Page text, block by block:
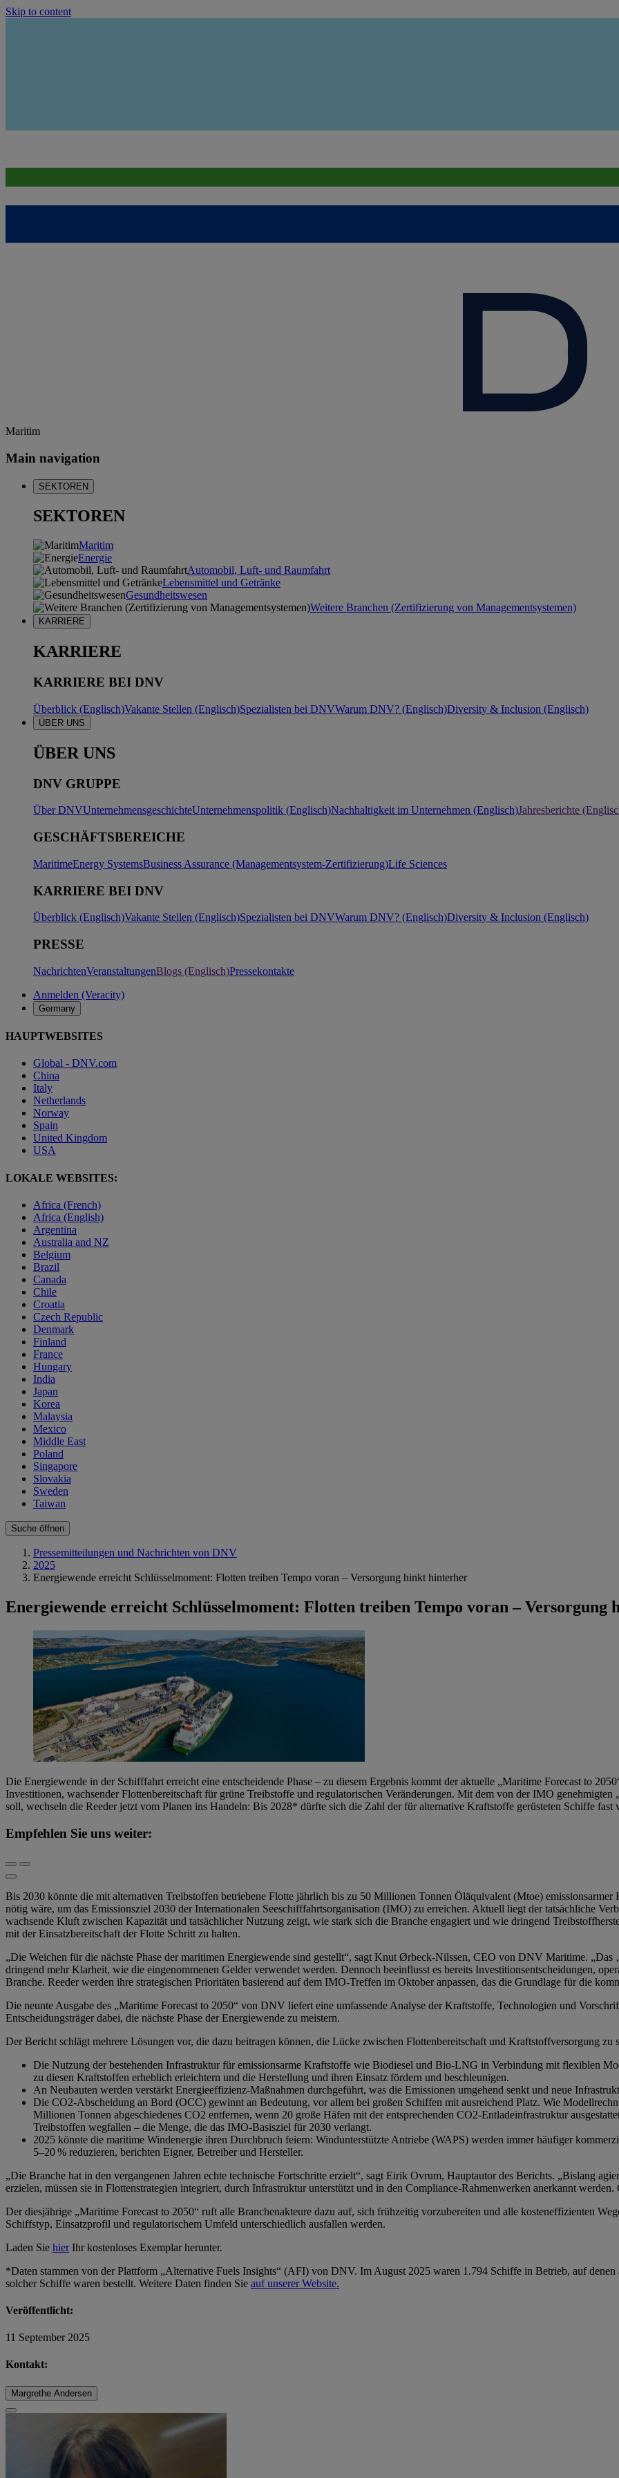
Skip to content
Maritim
Main navigation
SEKTOREN
SEKTOREN
Maritim
Energie
Automobil, Luft- und Raumfahrt
Lebensmittel und Getränke
Gesundheitswesen
Weitere Branchen (Zertifizierung von Managementsystemen)
KARRIERE
KARRIERE
KARRIERE BEI DNV
Überblick (Englisch)Vakante Stellen (Englisch)Spezialisten bei DNVWarum DNV? (Englisch)Diversity & Inclusion (Englisch)
ÜBER UNS
ÜBER UNS
DNV GRUPPE
Über DNVUnternehmensgeschichteUnternehmenspolitik (Englisch)Nachhaltigkeit im Unternehmen (Englisch)Jahresberichte
GESCHÄFTSBEREICHE
MaritimeEnergy SystemsBusiness Assurance (Managementsystem-Zertifizierung)Life Sciences
KARRIERE BEI DNV
Überblick (Englisch)Vakante Stellen (Englisch)Spezialisten bei DNVWarum DNV? (Englisch)Diversity & Inclusion (Englisch)
PRESSE
NachrichtenVeranstaltungenBlogs (Englisch)Pressekontakte
Anmelden (Veracity)
Germany
HAUPTWEBSITES
Global - DNV.com
China
Italy
Netherlands
Norway
Spain
United Kingdom
USA
LOKALE WEBSITES:
Africa (French)
Africa (English)
Argentina
Australia and NZ
Belgium
Brazil
Canada
Chile
Croatia
Czech Republic
Denmark
Finland
France
Hungary
India
Japan
Korea
Malaysia
Mexico
Middle East
Poland
Singapore
Slovakia
Sweden
Taiwan
Suche öffnen
Pressemitteilungen und Nachrichten von DNV
2025
Energiewende erreicht Schlüsselmoment: Flotten treiben Tempo voran – Versorgung hinkt hinterher
Energiewende erreicht Schlüsselmoment: Flotten treiben Tempo voran –
Die Energiewende in der Schifffahrt erreicht eine entscheidende Phase – zu diesem Ergebnis kommt der aktuelle „Maritime Forecast to
Investitionen, wachsender Flottenbereitschaft für grüne Treibstoffe und regulatorischen Veränderungen. Mit dem von der IMO
soll, wechseln die Reeder jetzt vom Planen ins Handeln: Bis 2028* dürfte sich die Zahl der für alternative Kraftstoffe gerüsteten Schiffe fast
Empfehlen Sie uns weiter:
Bis 2030 könnte die mit alternativen Treibstoffen betriebene Flotte jährlich bis zu 50 Millionen Tonnen Öläquivalent (Mtoe) emissionsarmer
nötig wäre, um das Emissionsziel 2030 der Internationalen Seeschifffahrtsorganisation (IMO) zu erreichen. Aktuell liegt der tatsächliche
wachsende Kluft zwischen Kapazität und tatsächlicher Nutzung zeigt, wie stark sich die Branche engagiert und wie dringend
mit der Einsatzbereitschaft der Flotte Schritt zu halten.
„Die Weichen für die nächste Phase der maritimen Energiewende sind gestellt“, sagt Knut Ørbeck-Nilssen, CEO von DNV Maritime. „Das
dringend mehr Klarheit, wie die eingenommenen Gelder verwendet werden. Dennoch beeinflusst es bereits Investitionsentscheidungen,
Branche. Reeder werden ihre strategischen Prioritäten basierend auf dem IMO-Treffen im Oktober anpassen, das die Grundlage für die
Die neunte Ausgabe des „Maritime Forecast to 2050“ von DNV liefert eine umfassende Analyse der Kraftstoffe, Technologien und
Entscheidungsträger dabei, die nächste Phase der Energiewende zu meistern.
Der Bericht schlägt mehrere Lösungen vor, die dazu beitragen können, die Lücke zwischen Flottenbereitschaft und Kraftstoffversorgung zu
Die Nutzung der bestehenden Infrastruktur für emissionsarme Kraftstoffe wie Biodiesel und Bio-LNG in Verbindung mit flexiblen
zu diesen Kraftstoffen erheblich erleichtern und die Herstellung und ihren Einsatz fördern und beschleunigen.
An Neubauten werden verstärkt Energieeffizienz-Maßnahmen durchgeführt, was die Emissionen umgehend senkt und neue
Die CO2-Abscheidung an Bord (OCC) gewinnt an Bedeutung, vor allem bei großen Schiffen mit ausreichend Platz. Wie
Millionen Tonnen abgeschiedenes CO2 entfernen, wenn 20 große Häfen mit der entsprechenden CO2-Entladeinfrastruktur
Treibstoffen wegfallen – die Menge, die das IMO-Basisziel für 2030 verlangt.
2025 könnte die maritime Windenergie ihren Durchbruch feiern: Windunterstützte Antriebe (WAPS) werden immer häufiger
5–20 % reduzieren, berichten Eigner, Betreiber und Hersteller.
„Die Branche hat in den vergangenen Jahren echte technische Fortschritte erzielt“, sagt Eirik Ovrum, Hauptautor des Berichts. „Bislang
erzielen, müssen sie in Flottenstrategien integriert, durch Infrastruktur unterstützt und in den Compliance-Rahmenwerken anerkannt
Der diesjährige „Maritime Forecast to 2050“ ruft alle Branchenakteure dazu auf, sich frühzeitig vorzubereiten und alle kosteneffizienten
Schiffstyp, Einsatzprofil und regulatorischem Umfeld unterschiedlich ausfallen werden.
Laden Sie hierIhr kostenloses Exemplar herunter.
*Daten stammen von der Plattform „Alternative Fuels Insights“ (AFI) von DNV. Im August 2025 waren 1.794 Schiffe in Betrieb, auf
solcher Schiffe waren bestellt. Weitere Daten finden Sie auf unserer Website.
Veröffentlicht:
11 September 2025
Kontakt:
Margrethe Andersen